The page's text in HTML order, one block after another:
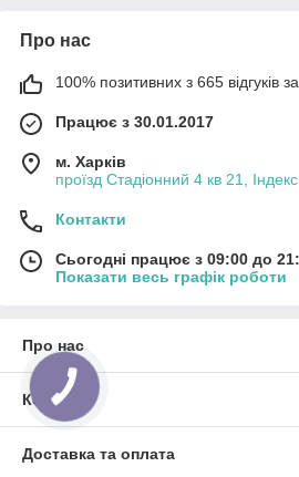
Про нас
100% позитивних з 665 відгуків за
Працює з 30.01.2017
м. Харків
проїзд Стадіонний 4 кв 21,
Контакти
Сьогодні працює з 09:00 до
Показати весь графік роботи
Про нас
Контакти
Доставка та оплата